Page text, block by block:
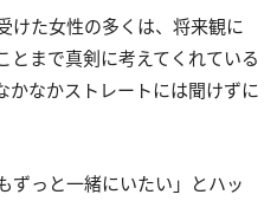
けた女性の多くは、将来観に
とまで真剣に考えてくれている
かなかストレートには聞けずに
ずっと一緒にいたい」とハッ